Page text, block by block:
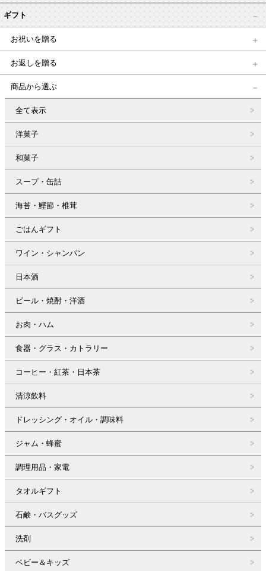
ギフト
お祝いを贈る
お返しを贈る
商品から選ぶ
全て表示
洋菓子
和菓子
スープ・缶詰
海苔・鰹節・椎茸
ごはんギフト
ワイン・シャンパン
日本酒
ビール・焼酎・洋酒
お肉・ハム
食器・グラス・カトラリー
コーヒー・紅茶・日本茶
清涼飲料
ドレッシング・オイル・調味料
ジャム・蜂蜜
調理用品・家電
タオルギフト
石鹸・バスグッズ
洗剤
ベビー＆キッズ